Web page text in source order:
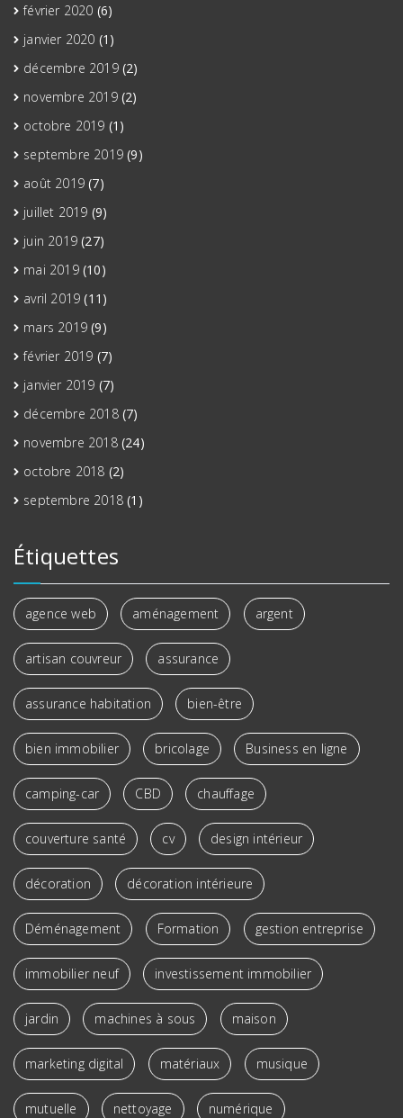
février 2020 (6)
janvier 2020 (1)
décembre 2019(2)
novembre 2019(2)
octobre 2019 (1)
septembre 2019 (9)
août 2019 (7)
juillet 2019 (9)
juin 2019 (27)
mai 2019(10)
avril 2019 (11)
mars 2019 (9)
février 2019 (7)
janvier 2019 (7)
décembre 2018(7)
novembre 2018(24)
octobre 2018 (2)
septembre 2018 (1)
Étiquettes
agence web aménagement argent
artisan couvreur assurance
assurance habitation bien-être
bien immobilier bricolage Business en ligne
camping-car CBD chauffage
couverture santé cv design intérieur
décoration décoration intérieure
Déménagement Formation gestion entreprise
immobilier neuf investissement immobilier
jardin machines à sous maison
marketing digital matériaux musique
mutuelle nettoyage numérique